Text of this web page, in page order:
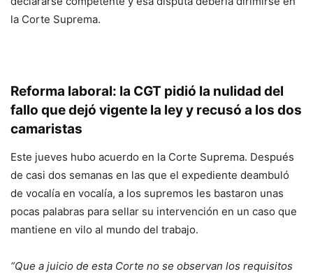
la Corte Suprema.
Reforma laboral: la CGT pidió la nulidad del
fallo que dejó vigente la ley y recusó a los dos
camaristas
Este jueves hubo acuerdo en la Corte Suprema. Después
de casi dos semanas en las que el expediente deambuló
de vocalía en vocalía, a los supremos les bastaron unas
pocas palabras para sellar su intervención en un caso que
mantiene en vilo al mundo del trabajo.
“Que a juicio de esta Corte no se observan los requisitos